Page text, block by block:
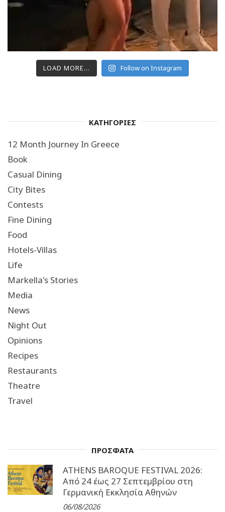
LOAD MORE... Follow on Instagram
ΚΑΤΗΓΟΡΙΕΣ
12 Month Journey In Greece
Book
Casual Dining
City Bites
Contests
Fine Dining
Food
Hotels-Villas
Life
Markella's Stories
Media
News
Night Out
Opinions
Recipes
Restaurants
Theatre
Travel
ΠΡΟΣΦΑΤΑ
ATHENS BAROQUE FESTIVAL 2026:
Από 24 έως 27 Σεπτεµβρίου στη
Γερµανική Εκκλησία Αθηνών
06/08/2026